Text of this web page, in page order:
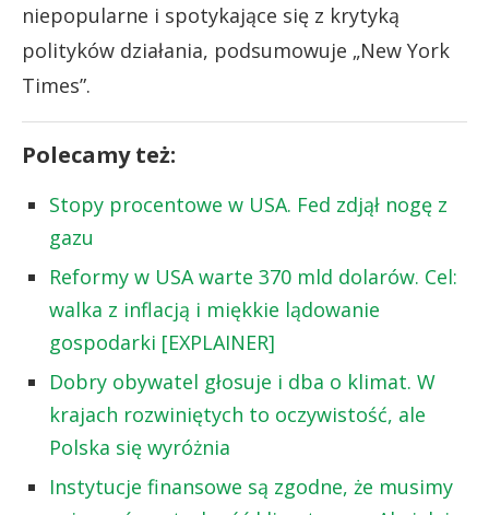
niepopularne i spotykające się z krytyką
polityków działania, podsumowuje „New York
Times”.
Polecamy też:
Stopy procentowe w USA. Fed zdjął nogę z
gazu
Reformy w USA warte 370 mld dolarów. Cel:
walka z inflacją i miękkie lądowanie
gospodarki [EXPLAINER]
Dobry obywatel głosuje i dba o klimat. W
krajach rozwiniętych to oczywistość, ale
Polska się wyróżnia
Instytucje finansowe są zgodne, że musimy